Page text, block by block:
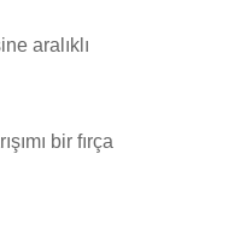
aralıklı
bir fırça